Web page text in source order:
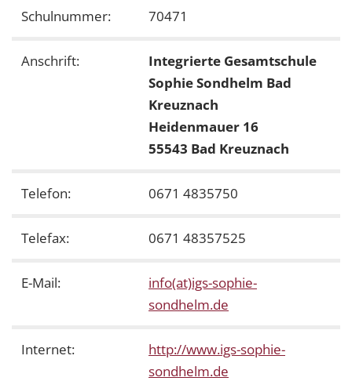
Schulnummer: 70471
Anschrift:
Integrierte Gesamtschule
Sophie Sondhelm Bad
Kreuznach
Heidenmauer 16
55543 Bad Kreuznach
Telefon: 0671 4835750
Telefax: 0671 48357525
E-Mail:
info(at)igs-sophie-
sondhelm.de
Internet:
http://www.igs-sophie-
sondhelm.de